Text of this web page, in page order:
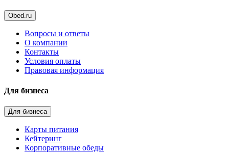
Obed.ru
Вопросы и ответы
О компании
Контакты
Условия оплаты
Правовая информация
Для бизнеса
Для бизнеса
Карты питания
Кейтеринг
Корпоративные обеды